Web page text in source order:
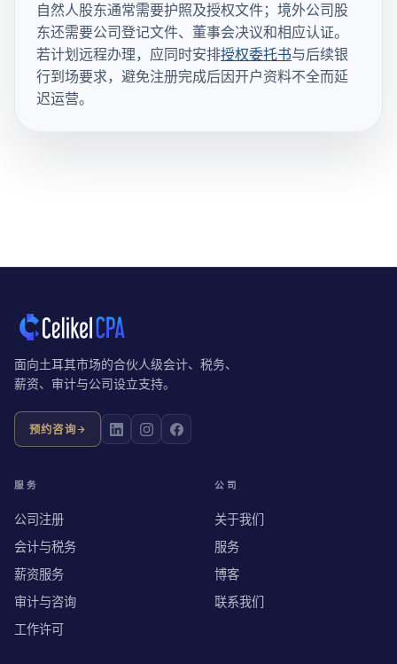
自然人股东通常需要护照及授权文件；境外公司股
东还需要公司登记文件、董事会决议和相应认证。
若计划远程办理，应同时安排授权委托书与后续银
行到场要求，避免注册完成后因开户资料不全而延
迟运营。
面向土耳其市场的合伙人级会计、税务、
薪资、审计与公司设立支持。
预约咨询
服务
公司注册
会计与税务
薪资服务
审计与咨询
工作许可
公司
关于我们
服务
博客
联系我们